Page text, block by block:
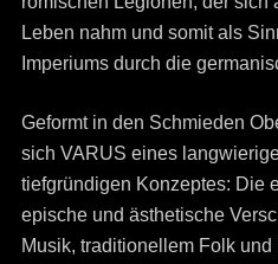
Leben nahm und somit als
Imperiums durch die
Geformt in den Schmieden
sich VARUS eines
tiefgründigen Konzeptes: Die
epische und ästhetische
Musik, traditionellem Folk und